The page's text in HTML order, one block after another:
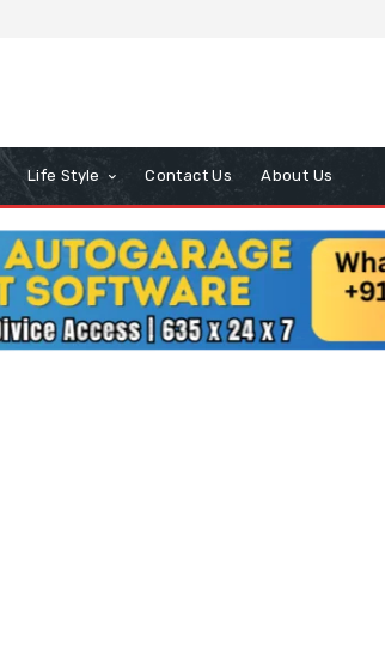
Life Style Contact Us About Us